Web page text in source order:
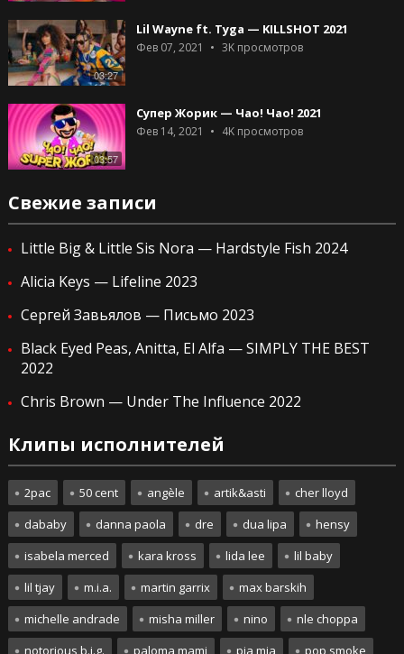
03:27
Lil Wayne ft. Tyga — KILLSHOT 2021
Фев 07, 2021 3Kпросмотров
03:57
Супер Жорик — Чао! Чао! 2021
Фев 14, 2021 4Kпросмотров
Свежие записи
Little Big & Little Sis Nora — Hardstyle Fish 2024
Alicia Keys — Lifeline 2023
Сергей Завьялов — Письмо 2023
Black Eyed Peas, Anitta, El Alfa — SIMPLY THE BEST
2022
Chris Brown — Under The Influence 2022
Клипы исполнителей
2pac 50 cent angèle artik&asti
cher lloyd
dababy
danna paola dre dua lipa
hensy
isabela merced
kara kross lida lee
lil baby
lil tjay
m.i.a. martin garrix
max barskih
michelle andrade
misha miller nino
nle choppa
notorious b.i.g.
paloma mami pia mia pop smoke